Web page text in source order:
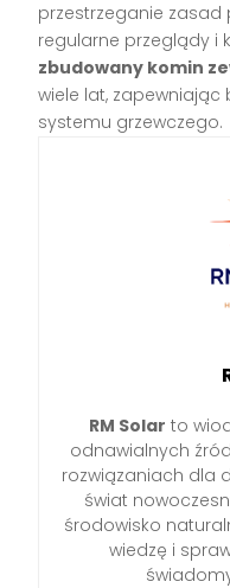
przestrzeganie zasad
regularne przeglądy i
zbudowany komin
wiele lat, zapewniając
systemu grzewczego.
RM Solar to
odnawialnych
rozwiązaniach dla
świat
środowisko
wiedzę i